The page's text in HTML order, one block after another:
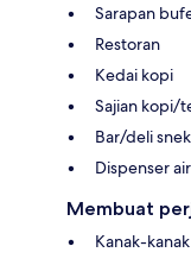
Sarapan
Restoran
Kedai kopi
Sajian kopi/
Bar/deli snek
Dispenser air
Membuat
Kanak-